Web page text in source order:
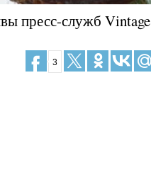
пресс-служб Vintage
3